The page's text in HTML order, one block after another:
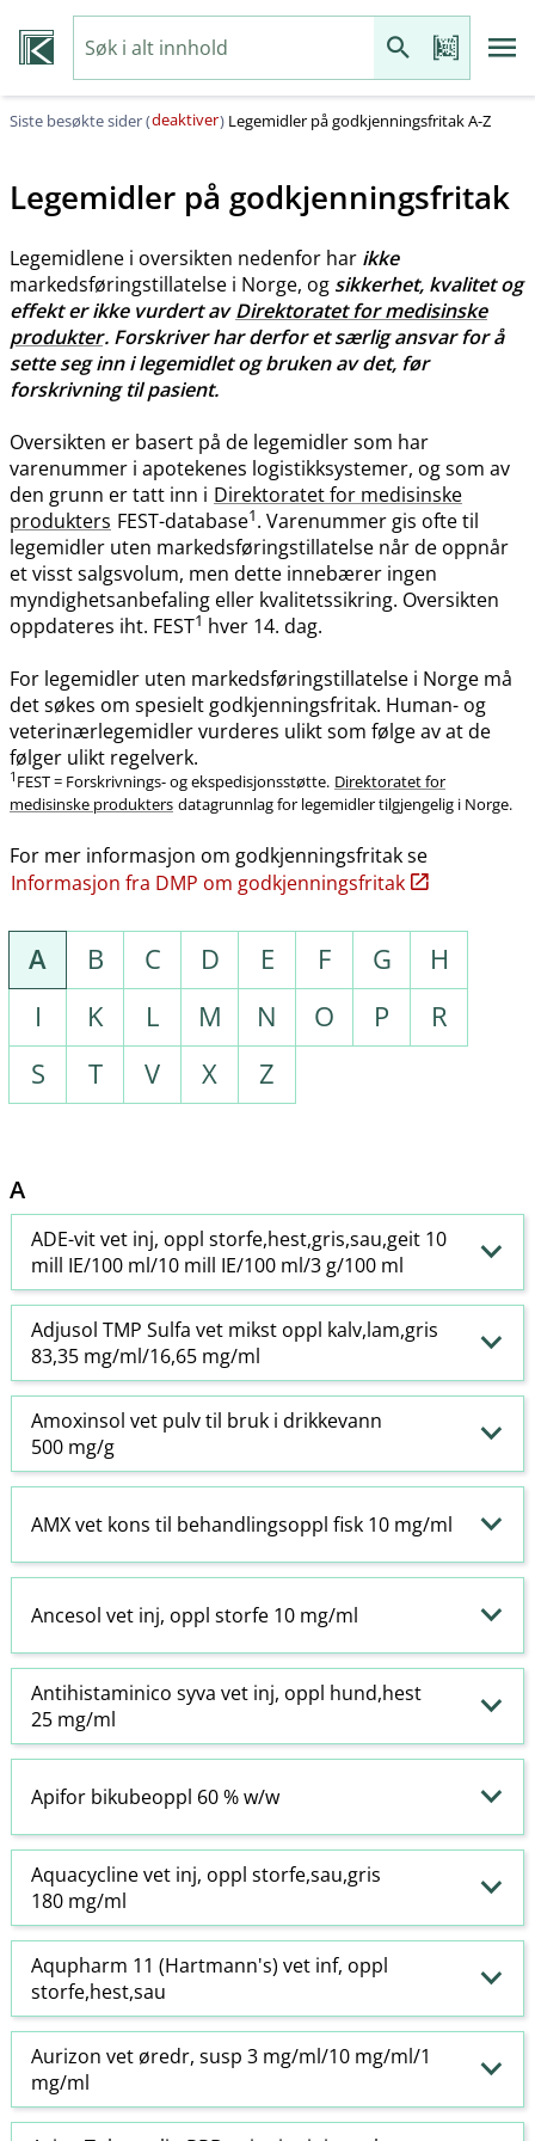
Siste besøkte sider (deaktiver) Legemidler på godkjenningsfritak A-Z
Legemidler på godkjenningsfritak
Legemidlene i oversikten nedenfor har ikke
markedsføringstillatelse i Norge, og sikkerhet, kvalitet og
effekt er ikke vurdert avDirektoratet for medisinske
produkter. Forskriver har derfor et særlig ansvar for å
sette seg inn i legemidlet og bruken av det, før
forskrivning til pasient.
Oversikten er basert på de legemidler som har
varenummer i apotekenes logistikksystemer, og som av
den grunn er tatt inn i Direktoratet for medisinske
produkters FEST-database1. Varenummer gis ofte til
legemidler uten markedsføringstillatelse når de oppnår
et visst salgsvolum, men dette innebærer ingen
myndighetsanbefaling eller kvalitetssikring. Oversikten
oppdateres iht. FEST1 hver 14. dag.
For legemidler uten markedsføringstillatelse i Norge må
det søkes om spesielt godkjenningsfritak. Human- og
veterinærlegemidler vurderes ulikt som følge av at de
følger ulikt regelverk.
1 FEST = Forskrivnings- og ekspedisjonsstøtte. Direktoratet for
medisinske produkters datagrunnlag for legemidler tilgjengelig i Norge.
For mer informasjon om godkjenningsfritak se
Informasjon fra DMP om godkjenningsfritak
A B C D E F G
H
I
K L M N O P
R
S
T V X Z
A
ADE-vit vet inj, oppl storfe,hest,gris,sau,geit 10
mill IE/100 ml/10 mill IE/100 ml/3 g/100 ml
Adjusol TMP Sulfa vet mikst oppl kalv,lam,gris
83,35 mg/ml/16,65 mg/ml
Amoxinsol vet pulv til bruk i drikkevann
500 mg/g
AMX vet kons til behandlingsoppl fisk 10 mg/ml
Ancesol vet inj, oppl storfe 10 mg/ml
Antihistaminico syva vet inj, oppl hund,hest
25 mg/ml
Apifor bikubeoppl 60 % w​/​w
Aquacycline vet inj, oppl storfe,sau,gris
180 mg/ml
Aqupharm 11 (Hartmann's) vet inf, oppl
storfe,hest,sau
Aurizon vet øredr, susp 3 mg/ml/10 mg/ml/1
mg/ml